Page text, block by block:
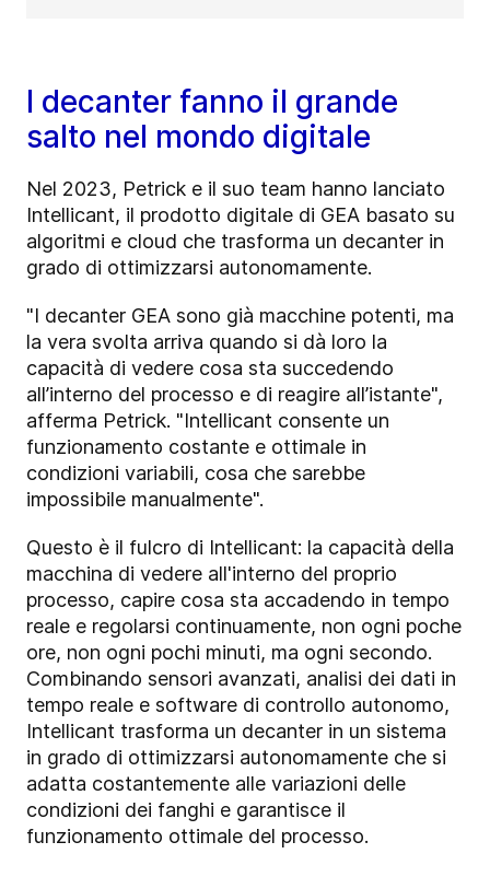
I decanter fanno il grande
salto nel mondo digitale
Nel 2023, Petrick e il suo team hanno lanciato
Intellicant, il prodotto digitale di GEA basato su
algoritmi e cloud che trasforma un decanter in
grado di ottimizzarsi autonomamente.
"I decanter GEA sono già macchine potenti, ma
la vera svolta arriva quando si dà loro la
capacità di vedere cosa sta succedendo
all’interno del processo e di reagire all’istante",
afferma Petrick. "Intellicant consente un
funzionamento costante e ottimale in
condizioni variabili, cosa che sarebbe
impossibile manualmente".
Questo è il fulcro di Intellicant: la capacità della
macchina di vedere all'interno del proprio
processo, capire cosa sta accadendo in tempo
reale e regolarsi continuamente, non ogni poche
ore, non ogni pochi minuti, ma ogni secondo.
Combinando sensori avanzati, analisi dei dati in
tempo reale e software di controllo autonomo,
Intellicant trasforma un decanter in un sistema
in grado di ottimizzarsi autonomamente che si
adatta costantemente alle variazioni delle
condizioni dei fanghi e garantisce il
funzionamento ottimale del processo.